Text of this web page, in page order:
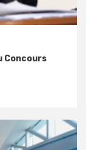
Concours